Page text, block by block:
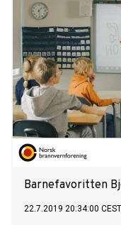
Barnefavoritten
22.7.2019 20:34:00 CEST